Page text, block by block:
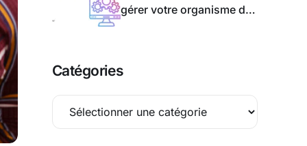
gérer votre organisme de
Catégories